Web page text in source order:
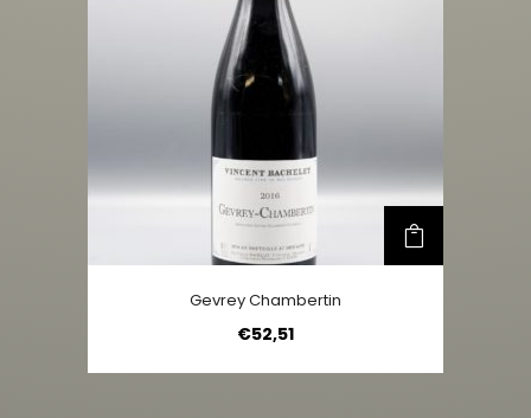
Gevrey Chambertin
€52,51